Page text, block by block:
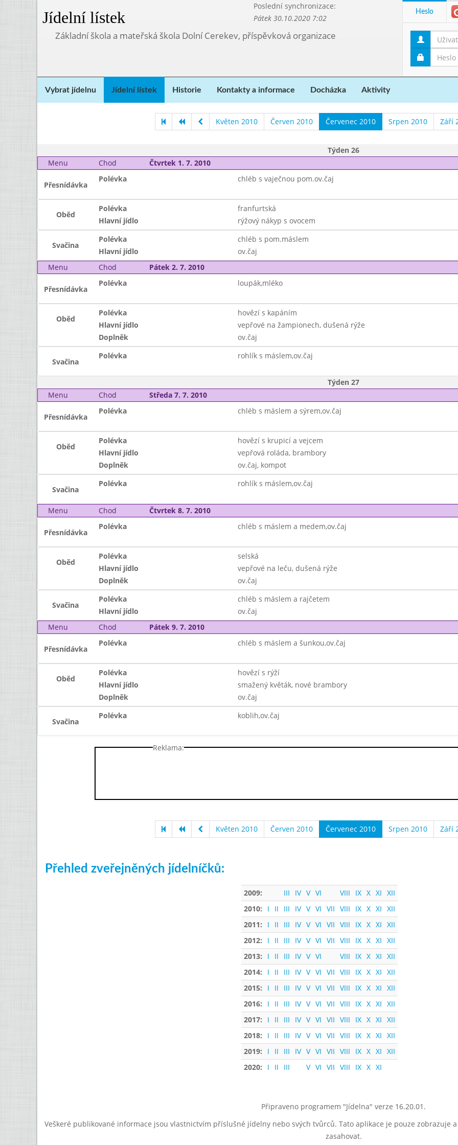
Jídelní lístek
Poslední synchronizace:
Pátek 30.10.2020 7:02
Základní škola a mateřská škola Dolní Cerekev, příspěvková organizace
Heslo
Vybrat jídelnu Jídelní lístek Historie Kontakty a informace Docházka Aktivity
Květen 2010 Červen 2010 Červenec 2010 Srpen 2010 Září
Týden 26
Menu
Chod Čtvrtek 1. 7. 2010
Přesnídávka
Polévka chléb s vaječnou pom.ov.čaj
Oběd
Polévka
franfurtská
Hlavní jídlo
rýžový nákyp s ovocem
Svačina
Polévka
chléb s pom.máslem
Hlavní jídlo
ov.čaj
Menu
Chod Pátek 2. 7. 2010
Přesnídávka
Polévka loupák,mléko
Oběd
Polévka
hovězí s kapáním
Hlavní jídlo
vepřové na žampionech, dušená rýže
Doplněk
ov.čaj
Svačina
Polévka rohlík s máslem,ov.čaj
Týden 27
Menu
Chod Středa 7. 7. 2010
Přesnídávka
Polévka chléb s máslem a sýrem,ov.čaj
Oběd
Polévka
hovězí s krupicí a vejcem
Hlavní jídlo
vepřová roláda, brambory
Doplněk
ov.čaj, kompot
Svačina
Polévka rohlík s máslem,ov.čaj
Menu Chod Čtvrtek 8. 7. 2010
Přesnídávka
Polévka chléb s máslem a medem,ov.čaj
Oběd
Polévka
selská
Hlavní jídlo
vepřové na leču, dušená rýže
Doplněk
ov.čaj
Svačina
Polévka
chléb s máslem a rajčetem
Hlavní jídlo
ov.čaj
Menu
Chod Pátek 9. 7. 2010
Přesnídávka
Polévka chléb s máslem a šunkou,ov.čaj
Oběd
Polévka
hovězí s rýží
Hlavní jídlo
smažený květák, nové brambory
Doplněk
ov.čaj
Svačina
Polévka koblih,ov.čaj
Reklama:
Květen 2010 Červen 2010 Červenec 2010 Srpen 2010 Září
Přehled zveřejněných jídelníčků:
2009: III IV V VI VIII IX X XI XII
2010:
I II III IV V VI VII VIII IX X XI XII
2011:
I II III IV V VI VII VIII IX X XI XII
2012:
I II III IV V VI VII VIII IX X XI XII
2013:
I II III IV V VI VIII IX X XI XII
2014:
I II III IV V VI VII VIII IX X XI XII
2015:
I II III IV V VI VII VIII IX X XI XII
2016:
I II III IV V VI VII VIII IX X XI XII
2017:
I II III IV V VI VII VIII IX X XI XII
2018:
I II III IV V VI VII VIII IX X XI XII
2019:
I II III IV V VI VII VIII IX X XI XII
2020:
I II III V VI VII VIII IX X XI
Připraveno programem "Jídelna" verze 16.20.01.
Veškeré publikované informace jsou vlastnictvím příslušné jídelny nebo svých tvůrců. Tato aplikace je pouze zobrazuje
zasahovat.